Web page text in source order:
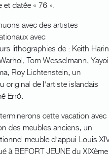
et datée « 76 ».
avec des artistes
avec
lithographies de : Keith
Tom Wesselmann, Yayoi
Roy Lichtenstein, un
original de l'artiste islandais
Erró.
cette vacation avec
des meubles anciens, un
meuble d'appui Louis
à BEFORT JEUNE du XIXème